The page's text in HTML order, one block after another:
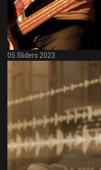
05 Sliders 2023